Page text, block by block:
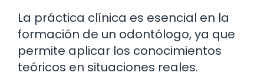
La práctica clínica es esencial en la
formación de un odontólogo, ya que
permite aplicar los conocimientos
teóricos en situaciones reales.